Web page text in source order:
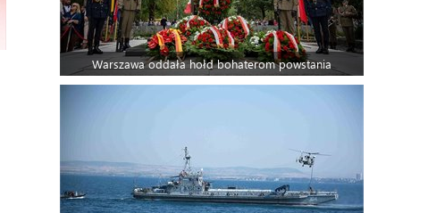
Warszawa oddała hołd bohaterom powstania